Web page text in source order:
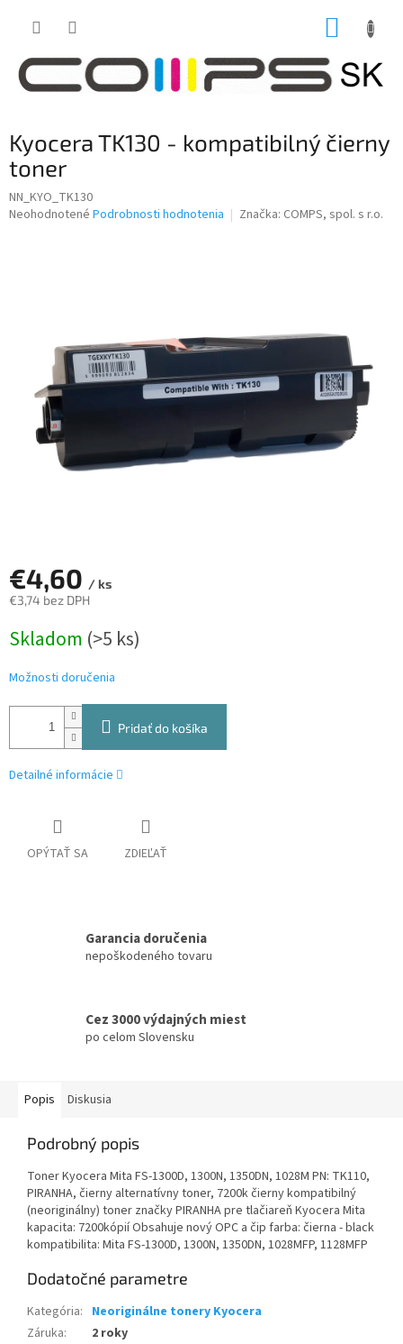
Kyocera TK130 - kompatibilný čierny
toner
NN_KYO_TK130
Priemerné
Neohodnotené Podrobnosti hodnotenia Značka: COMPS, spol. s r.o.
€4,60 / ks
€3,74 bez DPH
cena:
Skladom (>5 ks)
Možnosti doručenia
Pridať do košíka
Detailné informácie
OPÝTAŤ SA ZDIEĽAŤ
Garancia doručenia
nepoškodeného tovaru
Cez 3000 výdajných miest
po celom Slovensku
Popis Diskusia
Podrobný popis
Toner Kyocera Mita FS-1300D, 1300N, 1350DN, 1028M PN: TK110,
PIRANHA, čierny alternatívny toner, 7200k čierny kompatibilný
(neoriginálny) toner značky PIRANHA pre tlačiareň Kyocera Mita
kapacita: 7200kópií Obsahuje nový OPC a čip farba: čierna - black
kompatibilita: Mita FS-1300D, 1300N, 1350DN, 1028MFP, 1128MFP
Dodatočné parametre
Kategória: Neoriginálne tonery Kyocera
Záruka: 2 roky